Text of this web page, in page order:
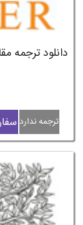
دانلود ترجمه
ترجمه ندارد